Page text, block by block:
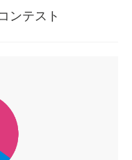
ンテスト